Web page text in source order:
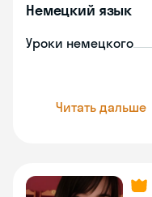
Немецкий язык
Уроки немецкого
Читать дальше